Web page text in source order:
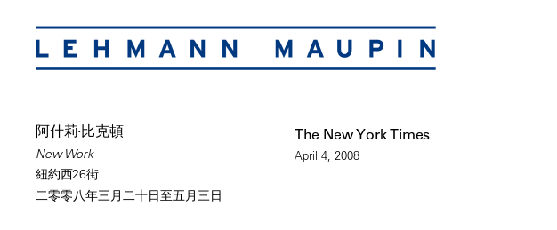
阿什莉·比克頓
New Work
紐約西26街
二零零八年三月二十日至五月三日
The New York Times
April 4, 2008